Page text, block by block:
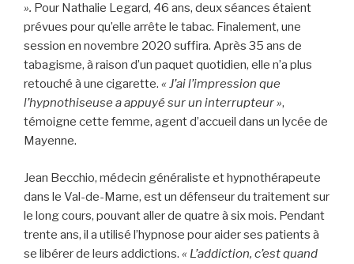
». Pour Nathalie Legard, 46 ans, deux séances étaient
prévues pour qu’elle arrête le tabac. Finalement, une
session en novembre 2020 suffira. Après 35 ans de
tabagisme, à raison d’un paquet quotidien, elle n’a plus
retouché à une cigarette. « J’ai l’impression que
l’hypnothiseuse a appuyé sur un interrupteur»,
témoigne cette femme, agent d’accueil dans un lycée de
Mayenne.
Jean Becchio, médecin généraliste et hypnothérapeute
dans le Val-de-Marne, est un défenseur du traitement sur
le long cours, pouvant aller de quatre à six mois. Pendant
trente ans, il a utilisé l’hypnose pour aider ses patients à
se libérer de leurs addictions. « L’addiction, c’est quand